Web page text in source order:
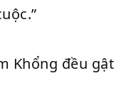
Khổng đều gật